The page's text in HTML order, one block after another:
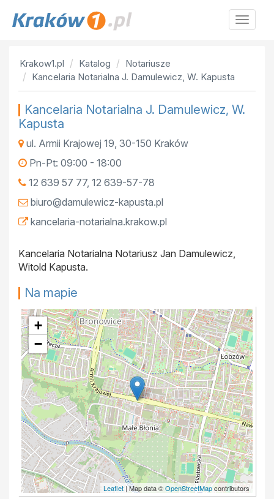
Krakow1.pl Katalog
Notariusze
Kancelaria Notarialna J. Damulewicz, W. Kapusta
Kancelaria Notarialna J. Damulewicz, W.
Kapusta
ul. Armii Krajowej 19, 30-150 Kraków
Pn-Pt: 09:00 - 18:00
12 639 57 77, 12 639-57-78
biuro@damulewicz-kapusta.pl
kancelaria-notarialna.krakow.pl
Kancelaria Notarialna Notariusz Jan Damulewicz,
Witold Kapusta.
Na mapie
+
−
Leaflet | Map data ©OpenStreetMapcontributors